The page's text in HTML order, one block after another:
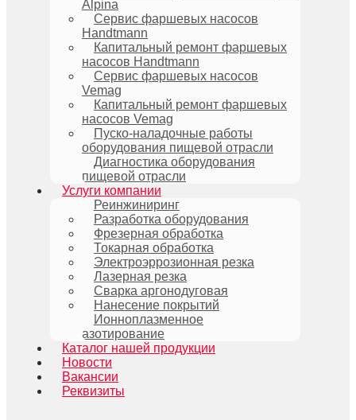
Alpina
Сервис фаршевых насосов
Handtmann
Капитальный ремонт фаршевых
насосов Handtmann
Сервис фаршевых насосов
Vemag
Капитальный ремонт фаршевых
насосов Vemag
Пуско-наладочные работы
оборудования пищевой отрасли
Диагностика оборудования
пищевой отрасли
Услуги компании
Реинжиниринг
Разработка оборудования
Фрезерная обработка
Токарная обработка
Электроэррозионная резка
Лазерная резка
Сварка аргонодуговая
Нанесение покрытий
Ионноплазменное
азотирование
Каталог нашей продукции
Новости
Вакансии
Реквизиты